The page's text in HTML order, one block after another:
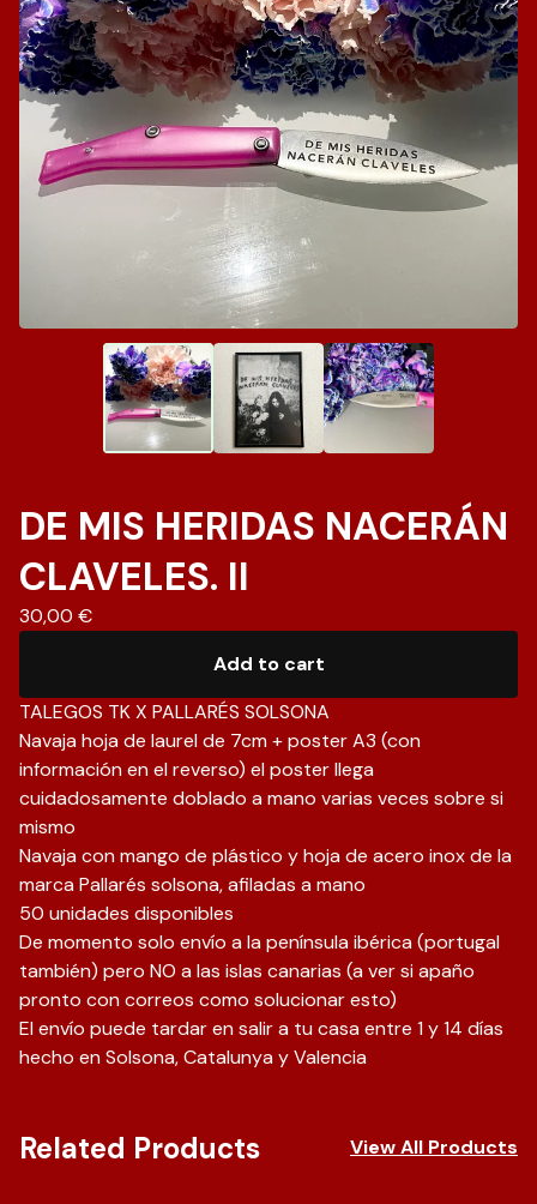
DE MIS HERIDAS NACERÁN
CLAVELES. II
30,00 €
Add to cart
TALEGOS TK X PALLARÉS SOLSONA
Navaja hoja de laurel de 7cm + poster A3 (con
información en el reverso) el poster llega
cuidadosamente doblado a mano varias veces sobre si
mismo
Navaja con mango de plástico y hoja de acero inox de la
marca Pallarés solsona, afiladas a mano
50 unidades disponibles
De momento solo envío a la península ibérica (portugal
también) pero NO a las islas canarias (a ver si apaño
pronto con correos como solucionar esto)
El envío puede tardar en salir a tu casa entre 1 y 14 días
hecho en Solsona, Catalunya y Valencia
Related Products View All Products